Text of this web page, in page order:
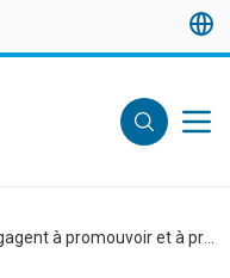
OSC et médias s'engagent à promouvoir et à protéger les droits de l'homme